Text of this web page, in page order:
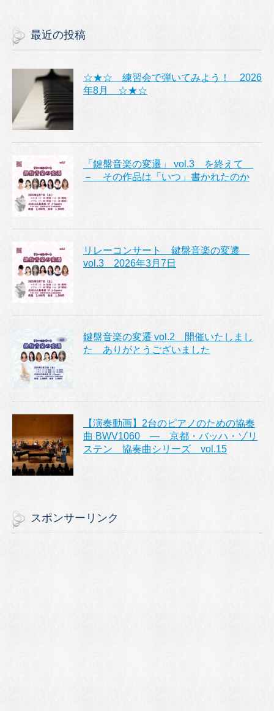
最近の投稿
☆★☆ 練習会で弾いてみよう！ 2026
年8月 ☆★☆
「鍵盤音楽の変遷」 vol.3 を終えて
－ その作品は「いつ」書かれたのか
リレーコンサート 鍵盤音楽の変遷
vol.3 2026年3月7日
鍵盤音楽の変遷 vol.2 開催いたしまし
た ありがとうございました
【演奏動画】2台のピアノのための協奏
曲 BWV1060 ― 京都・バッハ・ゾリ
ステン 協奏曲シリーズ vol.15
スポンサーリンク